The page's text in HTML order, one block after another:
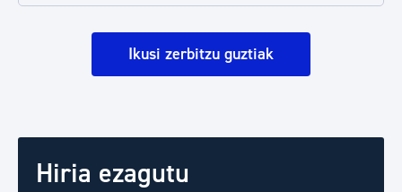
Ikusi zerbitzu guztiak
Hiria ezagutu